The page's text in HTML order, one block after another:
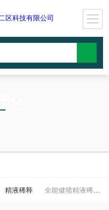
精液稀释 全能健猪精液稀释粉